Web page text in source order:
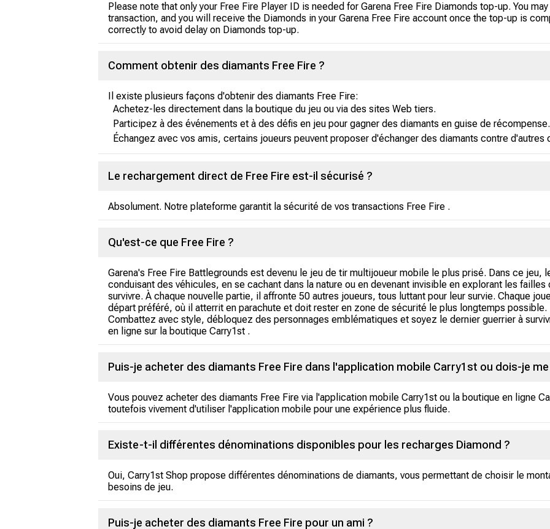
Please note that only your Free Fire Player ID is needed for Garena Free Fire Diamonds top-up. You
transaction, and you will receive the Diamonds in your Garena Free Fire account once the top-up is
correctly to avoid delay on Diamonds top-up.
Comment obtenir des diamants Free Fire ?
Il existe plusieurs façons d'obtenir des diamants Free Fire:
Achetez-les directement dans la boutique du jeu ou via des sites Web tiers.
Participez à des événements et à des défis en jeu pour gagner des diamants en guise de récompense.
Échangez avec vos amis, certains joueurs peuvent proposer d'échanger des diamants contre d'autres
Le rechargement direct de Free Fire est-il sécurisé ?
Absolument. Notre plateforme garantit la sécurité de vos transactions Free Fire .
Qu'est-ce que Free Fire ?
Garena's Free Fire Battlegrounds est devenu le jeu de tir multijoueur mobile le plus prisé. Dans ce jeu,
conduisant des véhicules, en se cachant dans la nature ou en devenant invisible en explorant les
survivre. À chaque nouvelle partie, il affronte 50 autres joueurs, tous luttant pour leur survie. Chaque
départ préféré, où il atterrit en parachute et doit rester en zone de sécurité le plus longtemps possible.
Combattez avec style, débloquez des personnages emblématiques et soyez le dernier guerrier à
en ligne sur la boutique Carry1st .
Puis-je acheter des diamants Free Fire dans l'application mobile Carry1st ou dois-je
Vous pouvez acheter des diamants Free Fire via l'application mobile Carry1st ou la boutique en ligne
toutefois vivement d'utiliser l'application mobile pour une expérience plus fluide.
Existe-t-il différentes dénominations disponibles pour les recharges Diamond ?
Oui, Carry1st Shop propose différentes dénominations de diamants, vous permettant de choisir le
besoins de jeu.
Puis-je acheter des diamants Free Fire pour un ami ?